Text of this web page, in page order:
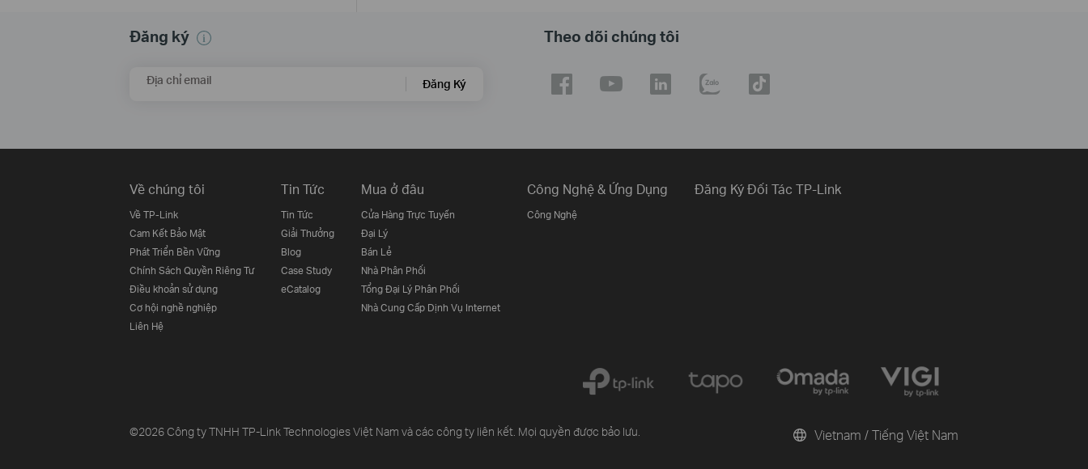
Đăng ký
Địa chỉ email Đăng Ký
Theo dõi chúng tôi
Về chúng tôi
Về TP-Link
Cam Kết Bảo Mật
Phát Triển Bền Vững
Chính Sách Quyền Riêng Tư
Điều khoản sử dụng
Cơ hội nghề nghiệp
Liên Hệ
Tin Tức
Tin Tức
Giải Thưởng
Blog
Case Study
eCatalog
Mua ở đâu
Cửa Hàng Trực Tuyến
Đại Lý
Bán Lẻ
Nhà Phân Phối
Tổng Đại Lý Phân Phối
Nhà Cung Cấp Dịnh Vụ Internet
Công Nghệ & Ứng Dụng
Công Nghệ
Đăng Ký Đối Tác TP-Link
©2026 Công ty TNHH TP-Link Technologies Việt Nam và các công ty liên kết. Mọi quyền được bảo lưu. Vietnam / Tiếng Việt Nam